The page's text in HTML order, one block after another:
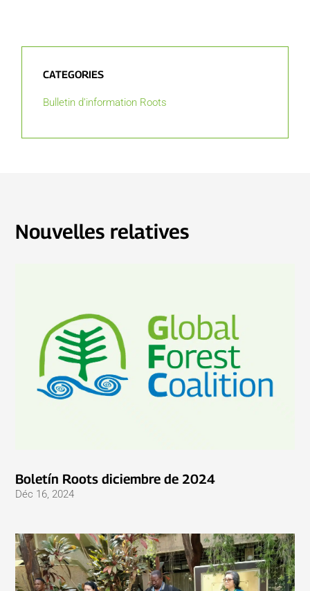
CATEGORIES
Bulletin d’information Roots
Nouvelles relatives
Boletín Roots diciembre de 2024
Déc 16, 2024